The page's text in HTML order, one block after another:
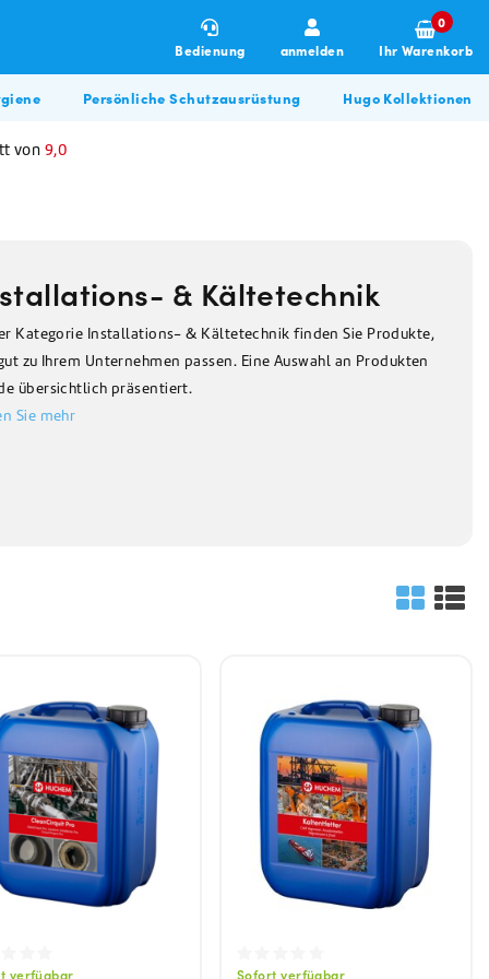
Bedienung anmelden
0
Ihr Warenkorb
Winterartikel
Allzweckreiniger
Persönliche Schutzausrüstung Hugo Kollektionen
Hugo BBQ Kollektion
von 9,0
& Kältetechnik
Kategorie Installations- & Kältetechnik finden Sie Produkte,
zu Ihrem Unternehmen passen. Eine Auswahl an Produkten
übersichtlich präsentiert.
Sie mehr
verfügbar Sofort verfügbar